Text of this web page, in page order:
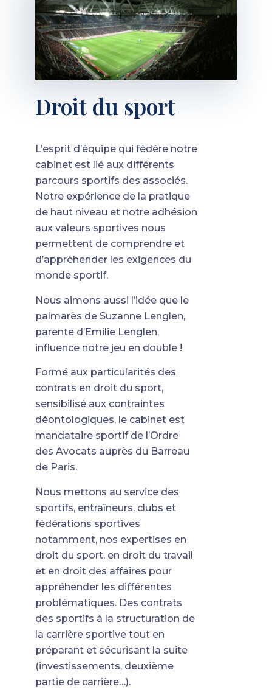
Droit du sport
L’esprit d’équipe qui fédère notre
cabinet est lié aux différents
parcours sportifs des associés.
Notre expérience de la pratique
de haut niveau et notre adhésion
aux valeurs sportives nous
permettent de comprendre et
d’appréhender les exigences du
monde sportif.
Nous aimons aussi l’idée que le
palmarès de Suzanne Lenglen,
parente d’Emilie Lenglen,
influence notre jeu en double !
Formé aux particularités des
contrats en droit du sport,
sensibilisé aux contraintes
déontologiques, le cabinet est
mandataire sportif de l’Ordre
des Avocats auprès du Barreau
de Paris.
Nous mettons au service des
sportifs, entraîneurs, clubs et
fédérations sportives
notamment, nos expertises en
droit du sport, en droit du travail
et en droit des affaires pour
appréhender les différentes
problématiques. Des contrats
des sportifs à la structuration de
la carrière sportive tout en
préparant et sécurisant la suite
(investissements, deuxième
partie de carrière…).